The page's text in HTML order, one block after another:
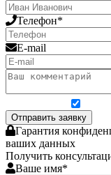
Телефон*
E-mail
Отправить заявку
Гарантия
ваших данных
Получить
Ваше имя*